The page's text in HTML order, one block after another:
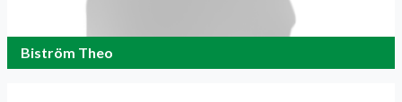
Biström Theo